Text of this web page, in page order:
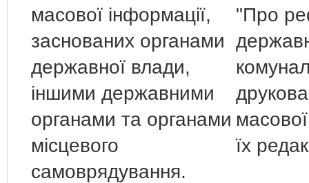
масової інформації,
заснованих органами
державної влади,
іншими державними
органами та органами
місцевого
самоврядування.
"Про
їх